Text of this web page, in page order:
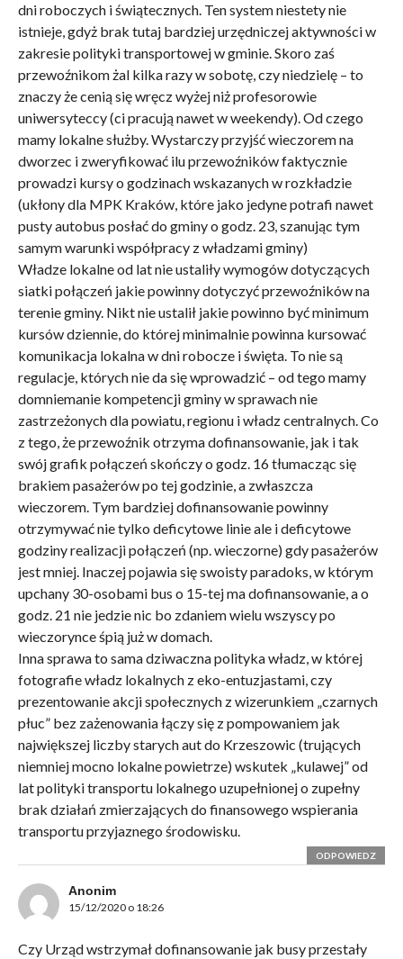
dni roboczych i świątecznych. Ten system niestety nie
istnieje, gdyż brak tutaj bardziej urzędniczej aktywności w
zakresie polityki transportowej w gminie. Skoro zaś
przewoźnikom żal kilka razy w sobotę, czy niedzielę – to
znaczy że cenią się wręcz wyżej niż profesorowie
uniwersyteccy (ci pracują nawet w weekendy). Od czego
mamy lokalne służby. Wystarczy przyjść wieczorem na
dworzec i zweryfikować ilu przewoźników faktycznie
prowadzi kursy o godzinach wskazanych w rozkładzie
(ukłony dla MPK Kraków, które jako jedyne potrafi nawet
pusty autobus posłać do gminy o godz. 23, szanując tym
samym warunki współpracy z władzami gminy)
Władze lokalne od lat nie ustaliły wymogów dotyczących
siatki połączeń jakie powinny dotyczyć przewoźników na
terenie gminy. Nikt nie ustalił jakie powinno być minimum
kursów dziennie, do której minimalnie powinna kursować
komunikacja lokalna w dni robocze i święta. To nie są
regulacje, których nie da się wprowadzić – od tego mamy
domniemanie kompetencji gminy w sprawach nie
zastrzeżonych dla powiatu, regionu i władz centralnych. Co
z tego, że przewoźnik otrzyma dofinansowanie, jak i tak
swój grafik połączeń skończy o godz. 16 tłumacząc się
brakiem pasażerów po tej godzinie, a zwłaszcza
wieczorem. Tym bardziej dofinansowanie powinny
otrzymywać nie tylko deficytowe linie ale i deficytowe
godziny realizacji połączeń (np. wieczorne) gdy pasażerów
jest mniej. Inaczej pojawia się swoisty paradoks, w którym
upchany 30-osobami bus o 15-tej ma dofinansowanie, a o
godz. 21 nie jedzie nic bo zdaniem wielu wszyscy po
wieczorynce śpią już w domach.
Inna sprawa to sama dziwaczna polityka władz, w której
fotografie władz lokalnych z eko-entuzjastami, czy
prezentowanie akcji społecznych z wizerunkiem „czarnych
płuc” bez zażenowania łączy się z pompowaniem jak
największej liczby starych aut do Krzeszowic (trujących
niemniej mocno lokalne powietrze) wskutek „kulawej” od
lat polityki transportu lokalnego uzupełnionej o zupełny
brak działań zmierzających do finansowego wspierania
transportu przyjaznego środowisku.
ODPOWIEDZ
Anonim
15/12/2020 o 18:26
Czy Urząd wstrzymał dofinansowanie jak busy przestały